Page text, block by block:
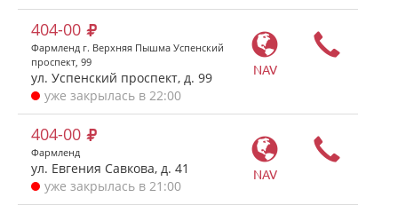
NAV
404-00
Фармленд г. Верхняя Пышма Успенский
проспект, 99
ул. Успенский проспект, д. 99
уже закрылась в 22:00
NAV
404-00
Фармленд
ул. Евгения Савкова, д. 41
уже закрылась в 21:00